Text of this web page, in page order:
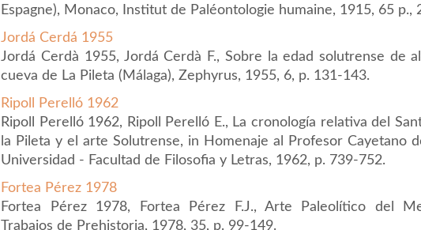
Espagne), Monaco, Institut de Paléontologie humaine, 1915, 65 p.,
Jordá Cerdá 1955
Jordá Cerdà 1955, Jordá Cerdà F., Sobre la edad solutrense de
cueva de La Pileta (Málaga), Zephyrus, 1955, 6, p. 131-143.
Ripoll Perelló 1962
Ripoll Perelló 1962, Ripoll Perelló E., La cronología relativa del
la Pileta y el arte Solutrense, in Homenaje al Profesor Cayetano
Universidad - Facultad de Filosofia y Letras, 1962, p. 739-752.
Fortea Pérez 1978
Fortea Pérez 1978, Fortea Pérez F.J., Arte Paleolítico del
Trabajos de Prehistoria, 1978, 35, p. 99-149.